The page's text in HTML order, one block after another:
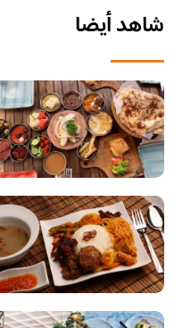
شاهد أيضا